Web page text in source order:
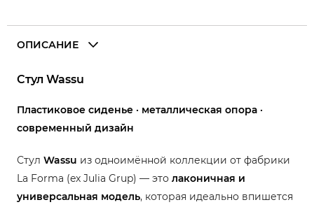
ОПИСАНИЕ
Стул Wassu
Пластиковое сиденье · металлическая опора ·
современный дизайн
Стул Wassu из одноимённой коллекции от фабрики
La Forma (ex Julia Grup) — это лаконичная и
универсальная модель, которая идеально впишется